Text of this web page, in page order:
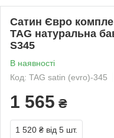
Сатин Євро
TAG натуральна
S345
В наявності
Код: TAG satin (evro)-345
1 565 ₴
1 520 ₴ від 5 шт.